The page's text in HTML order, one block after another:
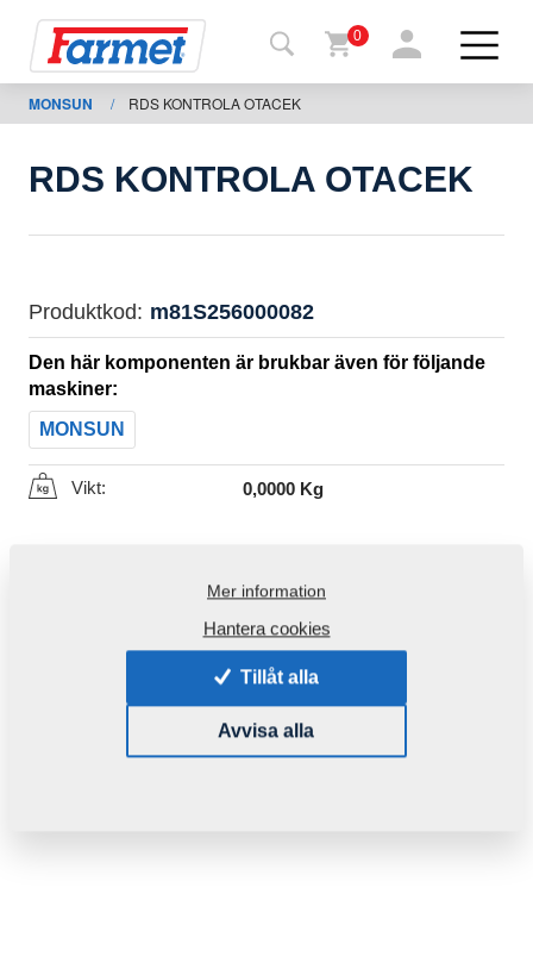
shop
Mina
maskiner
För
nedladdning
0
MONSUN / RDS KONTROLA OTACEK
RDS KONTROLA OTACEK
Produktkod: m81S256000082
Den här komponenten är brukbar även för följande
maskiner:
MONSUN
Vikt: 0,0000 Kg
Mer information
Hantera cookies
Tillåt alla
Avvisa alla